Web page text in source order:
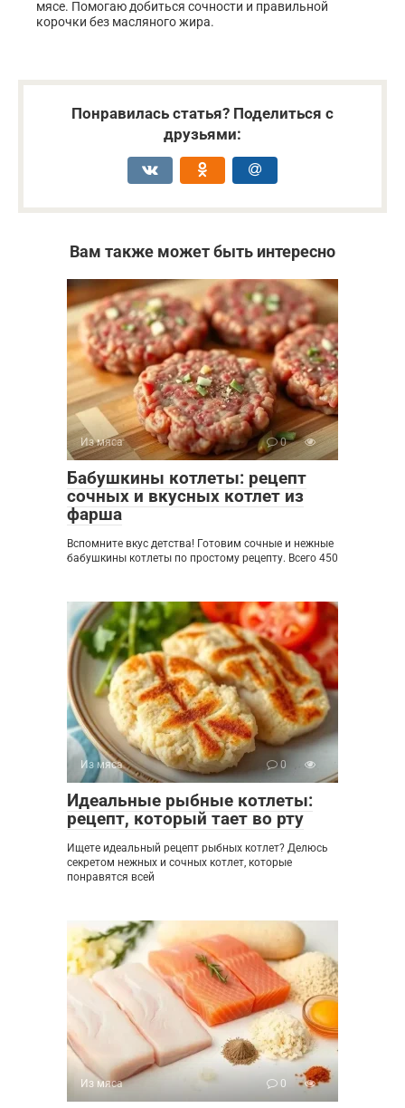
мясе. Помогаю добиться сочности и правильной
корочки без масляного жира.
Понравилась статья? Поделиться с
друзьями:
Вам также может быть интересно
Из мяса 0
Бабушкины котлеты: рецепт
сочных и вкусных котлет из
фарша
Вспомните вкус детства! Готовим сочные и нежные
бабушкины котлеты по простому рецепту. Всего 450
Из мяса 0
Идеальные рыбные котлеты:
рецепт, который тает во рту
Ищете идеальный рецепт рыбных котлет? Делюсь
секретом нежных и сочных котлет, которые
понравятся всей
Из мяса 0